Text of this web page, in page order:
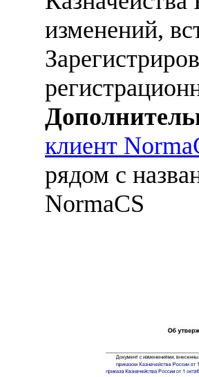
изменений,
клиент
рядом с
NormaCS